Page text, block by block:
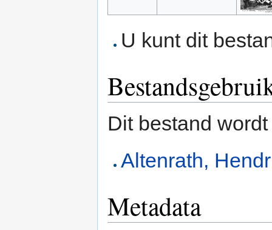
U kunt dit
Dit bestand
Altenrath,
Metadata